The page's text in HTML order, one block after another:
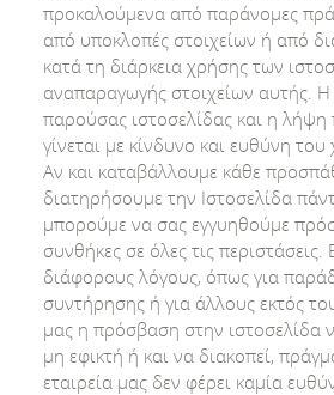
προκαλούμενα από παράνομες
από υποκλοπές στοιχείων ή από
κατά τη διάρκεια χρήσης των
αναπαραγωγής στοιχείων αυτής.
παρούσας ιστοσελίδας και η
γίνεται με κίνδυνο και ευθύνη
Αν και καταβάλλουμε κάθε
διατηρήσουμε την Ιστοσελίδα
μπορούμε να σας εγγυηθούμε
συνθήκες σε όλες τις περιστάσεις.
διάφορους λόγους, όπως για
συντήρησης ή για άλλους εκτός
μας η πρόσβαση στην ιστοσελίδα
μη εφικτή ή και να διακοπεί,
εταιρεία μας δεν φέρει καμία